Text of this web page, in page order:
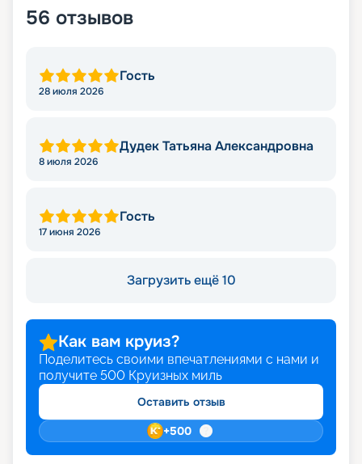
56 отзывов
Гость
28 июля 2026
Дудек Татьяна Александровна
8 июля 2026
Гость
17 июня 2026
Загрузить ещё 10
Как вам круиз?
Поделитесь своими впечатлениями с нами и
получите 500 Круизных миль
Оставить отзыв
+500